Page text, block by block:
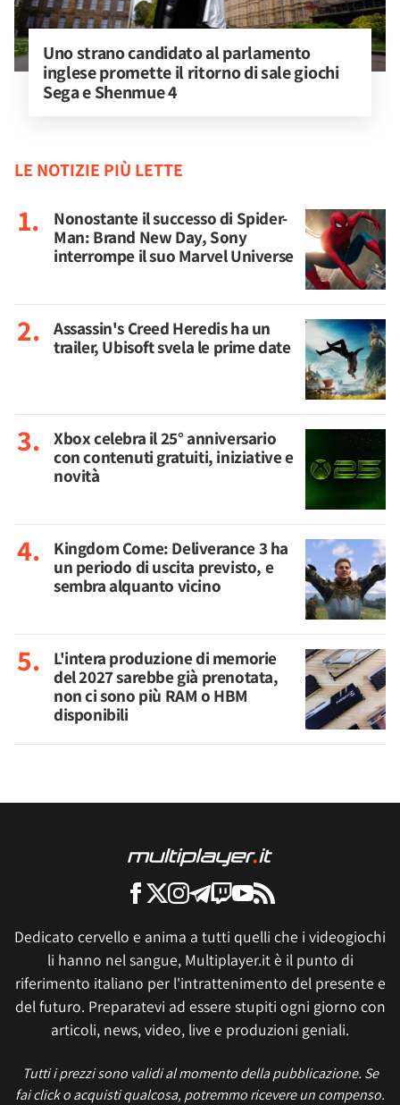
Uno strano candidato al parlamento
inglese promette il ritorno di sale giochi
Sega e Shenmue 4
LE NOTIZIE PIÙ LETTE
Nonostante il successo di Spider-
Man: Brand New Day, Sony
interrompe il suo Marvel Universe
Assassin's Creed Heredis ha un
trailer, Ubisoft svela le prime date
Xbox celebra il 25° anniversario
con contenuti gratuiti, iniziative e
novità
Kingdom Come: Deliverance 3 ha
un periodo di uscita previsto, e
sembra alquanto vicino
L'intera produzione di memorie
del 2027 sarebbe già prenotata,
non ci sono più RAM o HBM
disponibili
Dedicato cervello e anima a tutti quelli che i videogiochi
li hanno nel sangue, Multiplayer.it è il punto di
riferimento italiano per l'intrattenimento del presente e
del futuro. Preparatevi ad essere stupiti ogni giorno con
articoli, news, video, live e produzioni geniali.
Tutti i prezzi sono validi al momento della pubblicazione. Se
fai click o acquisti qualcosa, potremmo ricevere un compenso.